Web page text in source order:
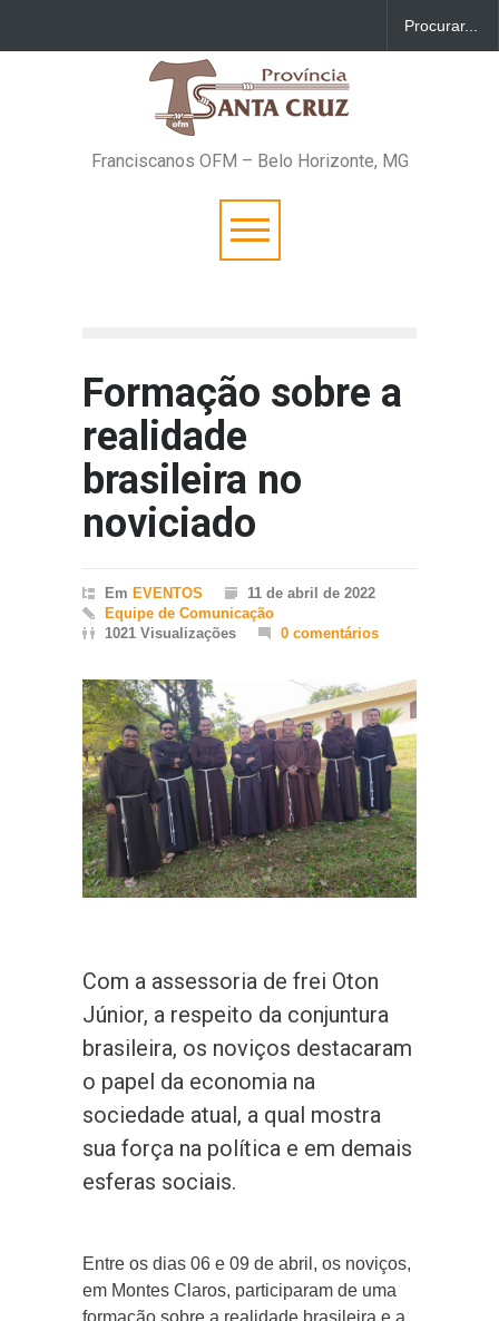
Franciscanos OFM – Belo Horizonte, MG
Formação sobre a
realidade
brasileira no
noviciado
Em EVENTOS
11 de abril de 2022
Equipe de Comunicação
1021 Visualizações
0 comentários
Com a assessoria de frei Oton
Júnior, a respeito da conjuntura
brasileira, os noviços destacaram
o papel da economia na
sociedade atual, a qual mostra
sua força na política e em demais
esferas sociais.
Entre os dias 06 e 09 de abril, os noviços,
em Montes Claros, participaram de uma
formação sobre a realidade brasileira e a